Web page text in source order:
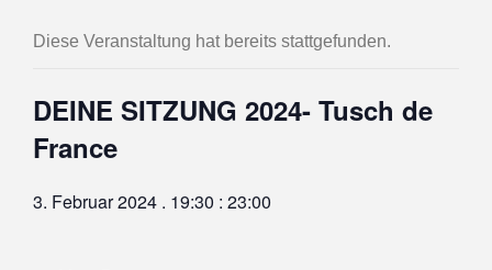
Diese Veranstaltung hat bereits stattgefunden.
DEINE SITZUNG 2024- Tusch de
France
3. Februar 2024 . 19:30 : 23:00